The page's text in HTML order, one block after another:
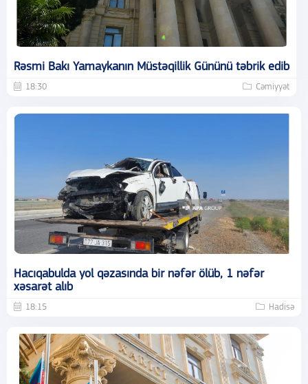
Rəsmi Bakı Yamaykanın Müstəqillik Gününü təbrik edib
18:30 Cəmiyyət
Hacıqabulda yol qəzasında bir nəfər ölüb, 1 nəfər
xəsarət alıb
18:15 Hadisə